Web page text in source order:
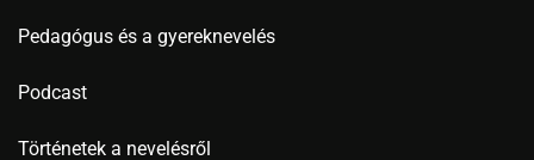
Pedagógus és a gyereknevelés
Podcast
Történetek a nevelésről